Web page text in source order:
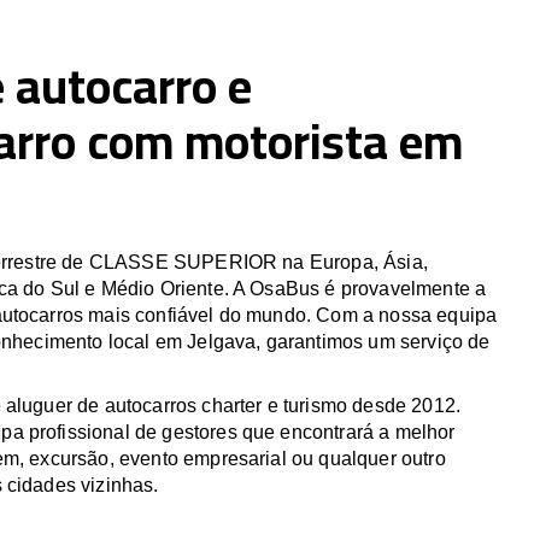
e
com motorista em
de CLASSE SUPERIOR na Europa, Ásia,
do Sul e Médio Oriente. A OsaBus é provavelmente a
mais confiável do mundo. Com a nossa equipa
local em Jelgava, garantimos um serviço de
de autocarros charter e turismo desde 2012.
profissional de gestores que encontrará a melhor
excursão, evento empresarial ou qualquer outro
cidades vizinhas.